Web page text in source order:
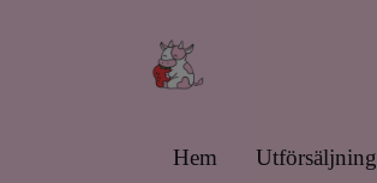
Hem Utförsäljning